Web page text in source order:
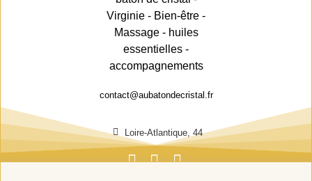
contact@aubatondecristal.fr
Loire-Atlantique, 44